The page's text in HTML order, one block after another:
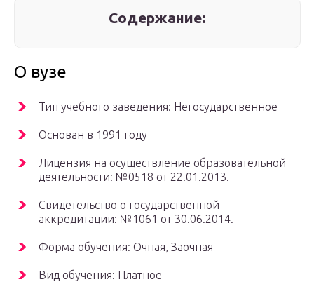
Содержание:
О вузе
Тип учебного заведения: Негосударственное
Основан в 1991 году
Лицензия на осуществление образовательной
деятельности: №0518 от 22.01.2013.
Свидетельство о государственной
аккредитации: №1061 от 30.06.2014.
Форма обучения: Очная, Заочная
Вид обучения: Платное